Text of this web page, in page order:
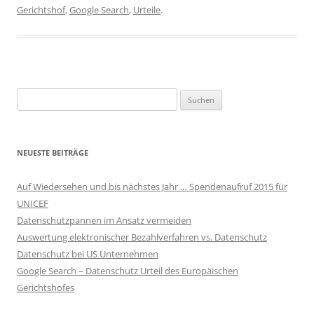
Gerichtshof,Google Search, Urteile.
nach:
NEUESTE BEITRÄGE
Auf Wiedersehen und bis nächstes Jahr … Spendenaufruf 2015 für
UNICEF
Datenschutzpannen im Ansatz vermeiden
Auswertung elektronischer Bezahlverfahren vs. Datenschutz
Datenschutz bei US Unternehmen
Google Search – Datenschutz Urteil des Europäischen
Gerichtshofes